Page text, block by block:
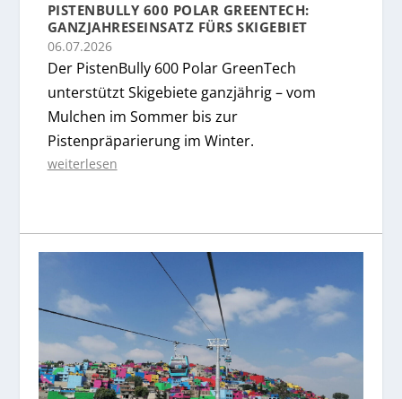
PISTENBULLY 600 POLAR GREENTECH:
GANZJAHRESEINSATZ FÜRS SKIGEBIET
06.07.2026
Der PistenBully 600 Polar GreenTech
unterstützt Skigebiete ganzjährig – vom
Mulchen im Sommer bis zur
Pistenpräparierung im Winter.
weiterlesen